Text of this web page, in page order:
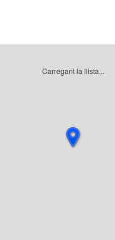
Carregant la llista...